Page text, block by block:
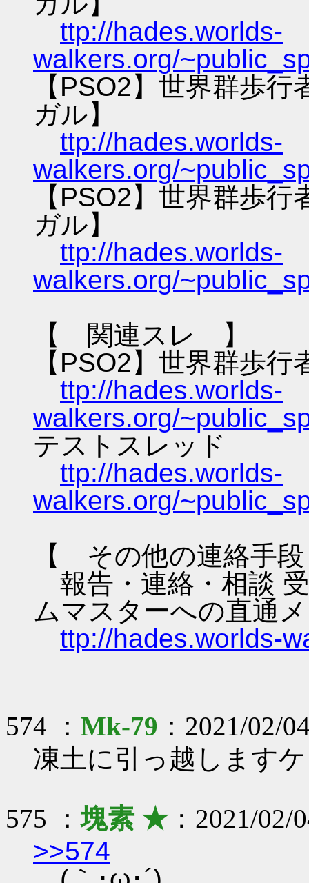
ttp://hades.worlds-
walkers.org/
【PSO2】世界群歩
ガル】
ttp://hades.worlds-
walkers.org/
【PSO2】世界群歩
ガル】
ttp://hades.worlds-
walkers.org/
【 関連スレ 】
【PSO2】世界群歩
ttp://hades.worlds-
walkers.org/
テストスレッド
ttp://hades.worlds-
walkers.org/
【 その他の連絡手
報告・連絡・相談
ムマスターへの直通
ttp://hades.worlds-
574 ： Mk-79 ：2021/02/
凍土に引っ越します
575 ：塊素 ★：2021/02/
>>574